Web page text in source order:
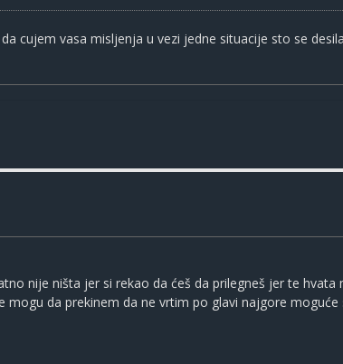
cujem vasa misljenja u vezi jedne situacije sto se
nije ništa jer si rekao da ćeš da prilegneš jer te
da prekinem da ne vrtim po glavi najgore moguće